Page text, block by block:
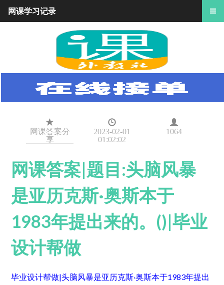
网课答案分
享
2023-02-01
01:02:02
1064
网课答案|题目:头脑风暴
是亚历克斯·奥斯本于
1983年提出来的。()|毕业
设计帮做
毕业设计帮做|头脑风暴是亚历克斯·奥斯本于1983年提出
网课学习记录